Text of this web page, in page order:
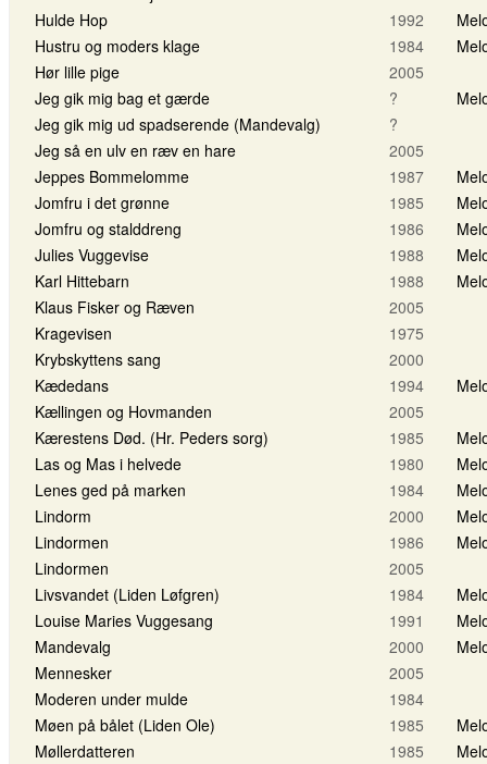
Hulde Hop
1992
Hustru og moders klage
1984
Hør lille pige
2005
Jeg gik mig bag et gærde
?
Jeg gik mig ud spadserende (Mandevalg)
?
Jeg så en ulv en ræv en hare
2005
Jeppes Bommelomme
1987
Jomfru i det grønne
1985
Jomfru og stalddreng
1986
Julies Vuggevise
1988
Karl Hittebarn
1988
Klaus Fisker og Ræven
2005
Kragevisen
1975
Krybskyttens sang
2000
Kædedans
1994
Kællingen og Hovmanden
2005
Kærestens Død. (Hr. Peders sorg)
1985
Las og Mas i helvede
1980
Lenes ged på marken
1984
Lindorm
2000
Lindormen
1986
Lindormen
2005
Livsvandet (Liden Løfgren)
1984
Louise Maries Vuggesang
1991
Mandevalg
2000
Mennesker
2005
Moderen under mulde
1984
Møen på bålet (Liden Ole)
1985
Møllerdatteren
1985